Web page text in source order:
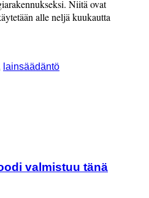
Niitä ovat
alle neljä kuukautta
lainsäädäntö
valmistuu tänä